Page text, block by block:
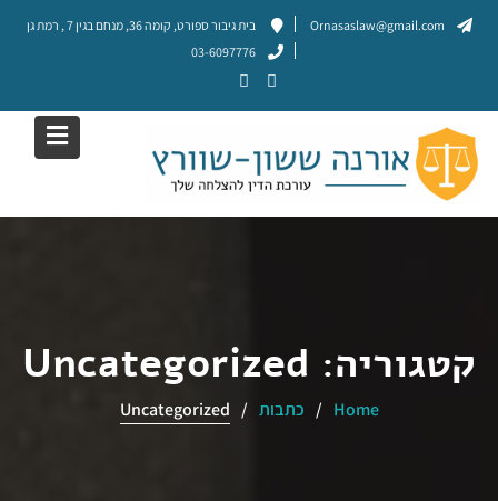
Skip
Ornasaslaw@gmail.com
בית גיבור ספורט, קומה 36, מנחם בגין 7 , רמת גן
03-6097776
קטגוריה: Uncategorized
Home כתבות Uncategorized